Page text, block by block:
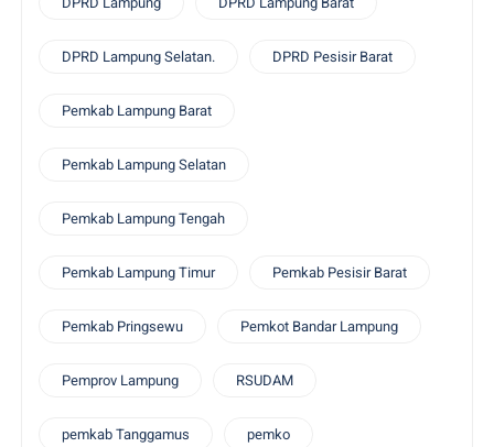
DPRD Lampung Selatan. DPRD Pesisir Barat
Pemkab Lampung Barat
Pemkab Lampung Selatan
Pemkab Lampung Tengah
Pemkab Lampung Timur Pemkab Pesisir Barat
Pemkab Pringsewu Pemkot Bandar Lampung
Pemprov Lampung RSUDAM
pemkab Tanggamus pemko